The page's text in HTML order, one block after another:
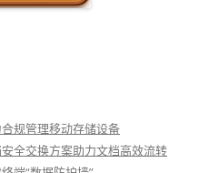
规管理移动存储设备
全交换方案助力文档高效流转